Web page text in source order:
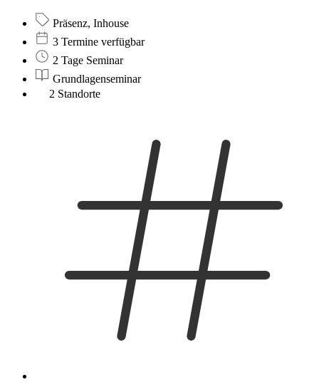
Präsenz, Inhouse
3 Termine verfügbar
2 Tage Seminar
Grundlagenseminar
2 Standorte